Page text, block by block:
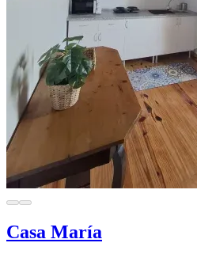
Casa María